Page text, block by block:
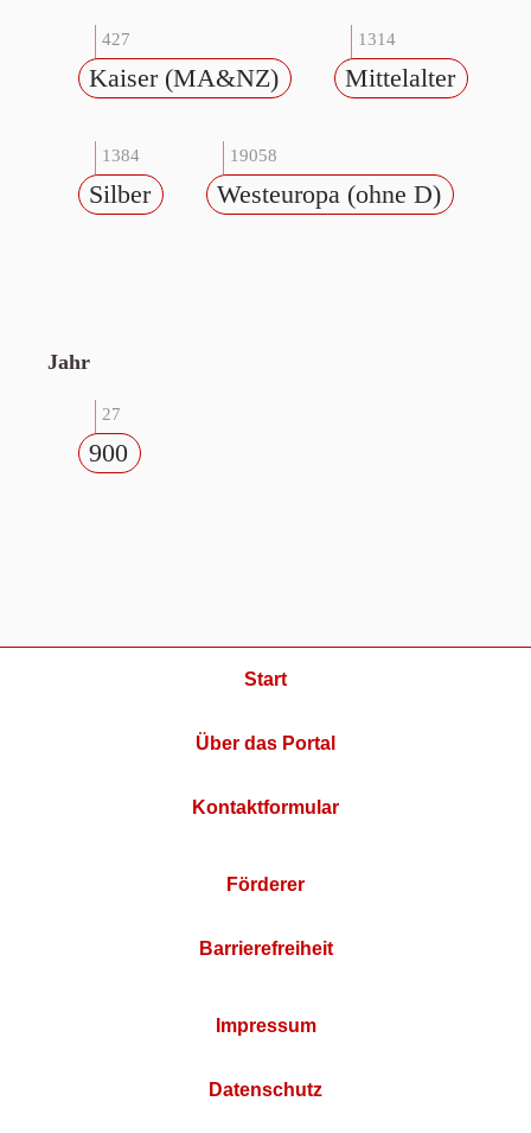
427
Kaiser (MA&NZ)
1314
Mittelalter
1384
Silber
19058
Westeuropa (ohne D)
Jahr
27
900
Start
Über das Portal
Kontaktformular
Förderer
Barrierefreiheit
Impressum
Datenschutz